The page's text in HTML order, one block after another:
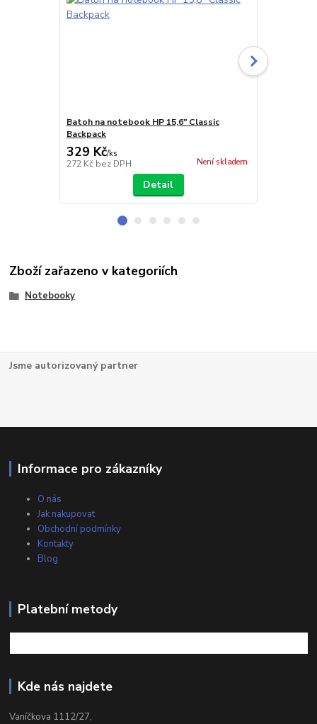
Batoh na notebook HP 15,6" Classic
Backpack
329 Kč/ks
272 Kč bez DPH Není skladem
Detail
Zboží zařazeno v kategoriích
Notebooky
Jsme autorizovaný partner
Informace pro zákazníky
O nás
Jak nakupovat
Obchodní podmínky
Kontakty
Blog
Platební metody
Kde nás najdete
Vaníčkova 1112/27,